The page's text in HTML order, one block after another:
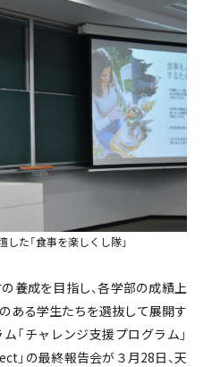
た「食事を楽しくし隊」
養成を目指し、各学部の成績上
ある学生たちを選抜して展開す
「チャレンジ支援プログラム」
」の最終報告会が３月28日、天